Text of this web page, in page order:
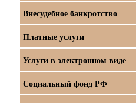
Внесудебное банкротство
Платные услуги
Услуги в электронном виде
Социальный фонд РФ